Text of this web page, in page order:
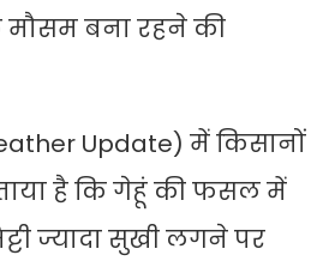
बना रहने की
Update) में किसानों
है कि गेहूं की फसल में
ज्यादा सुखी लगने पर